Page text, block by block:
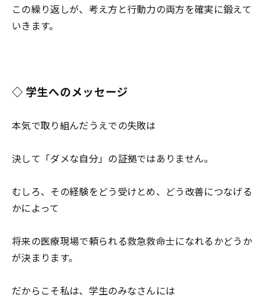
この繰り返しが、考え方と行動力の両方を確実に鍛えて
いきます。
◇ 学生へのメッセージ
本気で取り組んだうえでの失敗は
決して「ダメな自分」の証拠ではありません。
むしろ、その経験をどう受けとめ、どう改善につなげる
かによって
将来の医療現場で頼られる救急救命士になれるかどうか
が決まります。
だからこそ私は、学生のみなさんには